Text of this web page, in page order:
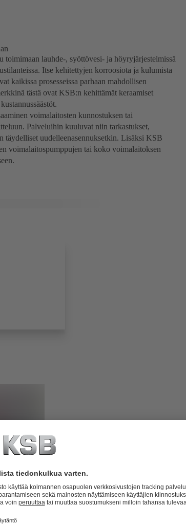
lauhde-, syöttövesi- ja höyryjärjestelmissä
Itse kehitettyjen korroosiota ja kulumista
kaikissa prosesseissa parhaan mahdollisen
tästä ovat KSB:n kehittämät keraamiset
voimalaitosten kunnostuksen tai
Palveluihin kuuluvat niin tarkastukset,
täydelliset uudelleenasennuksetkin. Lisäksi KSB
voimalaitospumppujen tai koko voimalaitoksen